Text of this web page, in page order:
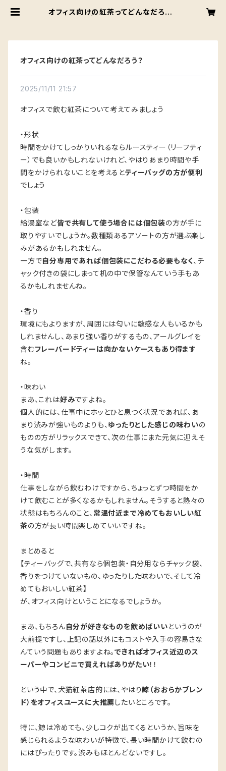
オフィス向けの紅茶ってどんなだろう？
オフィス向けの紅茶ってどんなだろう？
2025/11/11 21:57
オフィスで飲む紅茶について考えてみましょう
・形状
時間をかけてしっかりいれるならルースティー（リーフティ
ー）でも良いかもしれないけれど、やはりあまり時間や手
間をかけられないことを考えるとティーバッグの方が便利
でしょう
・包装
給湯室など皆で共有して使う場合には個包装の方が手に
取りやすいでしょうか。数種類あるアソートの方が選ぶ楽し
みがあるかもしれません。
一方で自分専用であれば個包装にこだわる必要もなく、チ
ャック付きの袋にしまって机の中で保管なんていう手もあ
るかもしれませんね。
・香り
環境にもよりますが、周囲には匂いに敏感な人もいるかも
しれませんし、あまり強い香りがするもの、アールグレイを
含むフレーバードティーは向かないケースもあり得ます
ね。
・味わい
まあ、これは好みですよね。
個人的には、仕事中にホッとひと息つく状況であれば、あ
まり渋みが強いものよりも、 ゆったりとした感じの味わいの
ものの方がリラックスできて、次の仕事にまた元気に迎えそ
うな気がします。
・時間
仕事をしながら飲むわけですから、ちょっとずつ時間をか
けて飲むことが多くなるかもしれません。そうすると熱々の
状態はもちろんのこと、 常温付近まで冷めてもおいしい紅
茶の方が長い時間楽しめていいですね。
まとめると
【ティーバッグで、共有なら個包装・自分用ならチャック袋、
香りをつけていないもの、ゆったりした味わいで、そして冷
めてもおいしい紅茶】
が、オフィス向けということになるでしょうか。
まあ、もちろん自分が好きなものを飲めばいいというのが
大前提ですし、上記の話以外にもコストや入手の容易さな
んていう問題もありますよね。できればオフィス近辺のス
ーパーやコンビニで買えればありがたい！！
という中で、犬猫紅茶店的には、やはり鯨（おおらかブレン
ド）をオフィスユースに大推薦したいところです。
特に、鯨は冷めても、少しコクが出てくるというか、旨味を
感じられるような味わいが特徴で、長い時間かけて飲むの
にはぴったりです。渋みもほとんどないですし。